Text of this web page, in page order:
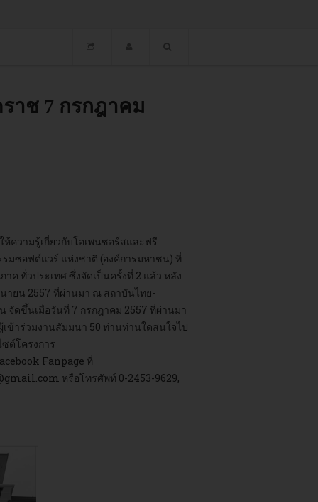
าช 7 กรกฎาคม
ความรู้เกี่ยวกับโอเพนซอร์สและฟรี
มซอฟต์แวร์ แห่งชาติ (องค์การมหาชน) ที่
ค ทั่วประเทศ ซึ่งจัดเป็นครั้งที่ 2 แล้ว หลัง
ายน 2557 ที่ผ่านมา ณ สถาบันไทย-
ดขึ้นเมื่อวันที่ 7 กรกฎาคม 2557 ที่ผ่านมา
เข้าร่วมงานสัมมนา 50 ท่านท่านใดสนใจไป
ต์โครงการ
Fanpage ที่
หรือโทรศัพท์ 0-2453-9629,